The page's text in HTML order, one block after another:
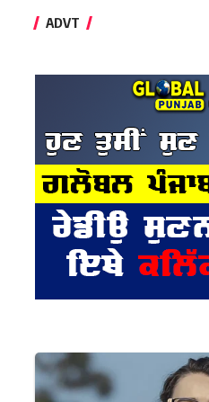
ADVT